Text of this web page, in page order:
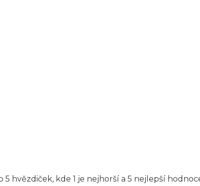
hvězdiček, kde 1 je nejhorší a 5 nejlepší